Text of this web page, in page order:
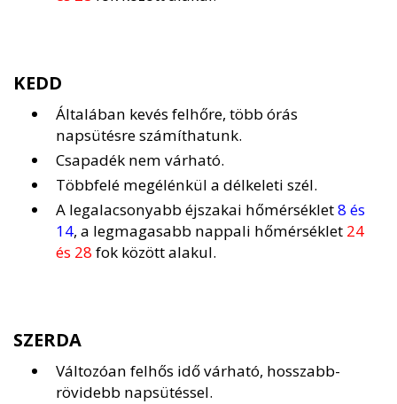
KEDD
Általában kevés felhőre, több órás
napsütésre számíthatunk.
Csapadék nem várható.
Többfelé megélénkül a délkeleti szél.
A legalacsonyabb éjszakai hőmérséklet8 és
14, a legmagasabb nappali hőmérséklet 24
és 28 fok között alakul.
SZERDA
Változóan felhős idő várható, hosszabb-
rövidebb napsütéssel.